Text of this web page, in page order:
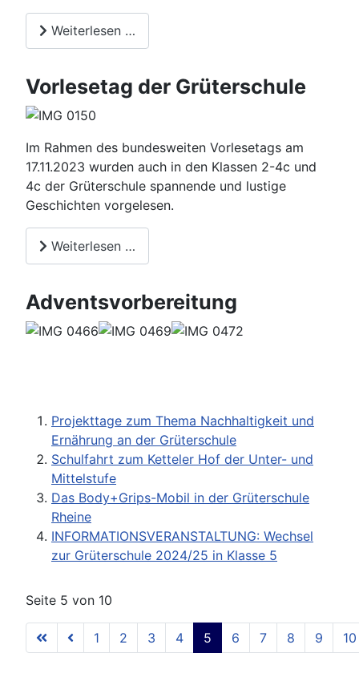
Weiterlesen …
Vorlesetag der Grüterschule
Im Rahmen des bundesweiten Vorlesetags am
17.11.2023 wurden auch in den Klassen 2-4c und
4c der Grüterschule spannende und lustige
Geschichten vorgelesen.
Weiterlesen …
Adventsvorbereitung
Projekttage zum Thema Nachhaltigkeit und
Ernährung an der Grüterschule
Schulfahrt zum Ketteler Hof der Unter- und
Mittelstufe
Das Body+Grips-Mobil in der Grüterschule
Rheine
INFORMATIONSVERANSTALTUNG: Wechsel
zur Grüterschule 2024/25 in Klasse 5
Seite 5 von 10
1 2 3 4 5 6 7 8 9 10